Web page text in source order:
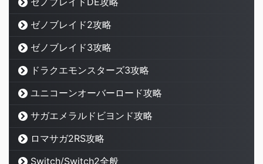
ゼノブレイド2攻略
ゼノブレイド3攻略
ドラクエモンスターズ3攻略
ユニコーンオーバーロード攻略
サガエメラルドビヨンド攻略
ロマサガ2RS攻略
Switch/Switch2全般